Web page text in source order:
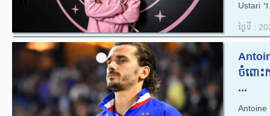
Ustari
ថ្ងៃទី :
ចំពោះ
...